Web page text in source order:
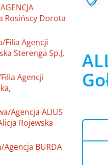
Rosińscy Dorota
Filia Agencji
Sterenga Sp.J,
Agencji
Agencja ALIUS
Rojewska
Agencja BURDA